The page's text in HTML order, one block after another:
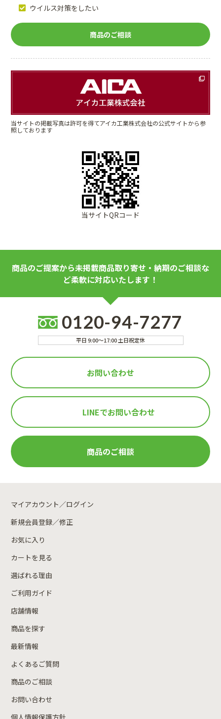
ウイルス対策をしたい
商品のご相談
当サイトの掲載写真は許可を得てアイカ工業株式会社の公式サイトから参
照しております
当サイトQRコード
商品のご提案から未掲載商品取り寄せ・納期のご相談な
ど柔軟に対応いたします！
0120-94-7277
平日 9:00～17:00 土日祝定休
お問い合わせ
LINEでお問い合わせ
商品のご相談
マイアカウント／ログイン
新規会員登録／修正
お気に入り
カートを見る
選ばれる理由
ご利用ガイド
店舗情報
商品を探す
最新情報
よくあるご質問
商品のご相談
お問い合わせ
個人情報保護方針